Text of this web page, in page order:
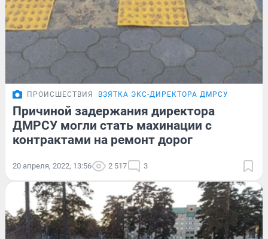
ПРОИСШЕСТВИЯ ВЗЯТКА ЭКС-ДИРЕКТОРА ДМРСУ
Причиной задержания директора
ДМРСУ могли стать махинации с
контрактами на ремонт дорог
20 апреля, 2022, 13:56 2 517 3